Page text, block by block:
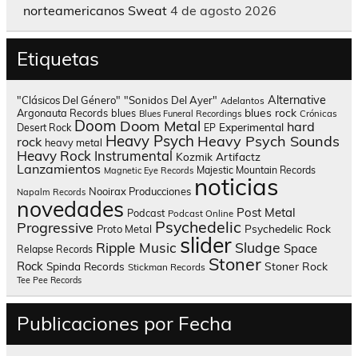
norteamericanos Sweat 4 de agosto 2026
Etiquetas
"Clásicos Del Género" "Sonidos Del Ayer" Adelantos Alternative
Argonauta Records blues Blues Funeral Recordings blues rock Crónicas
Desert Rock Doom Doom Metal EP Experimental hard
rock heavy metal Heavy Psych Heavy Psych Sounds
Heavy Rock Instrumental Kozmik Artifactz
Lanzamientos Magnetic Eye Records Majestic Mountain Records
Napalm Records Nooirax Producciones noticias
novedades Podcast Podcast Online Post Metal
Progressive Proto Metal Psychedelic Psychedelic Rock
Relapse Records Ripple Music slider Sludge Space
Rock Spinda Records Stickman Records Stoner Stoner Rock
Tee Pee Records
Publicaciones por Fecha